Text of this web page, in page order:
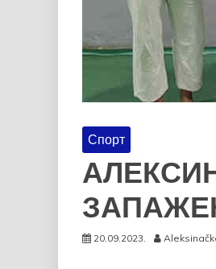
Спорт
20.09.2023.